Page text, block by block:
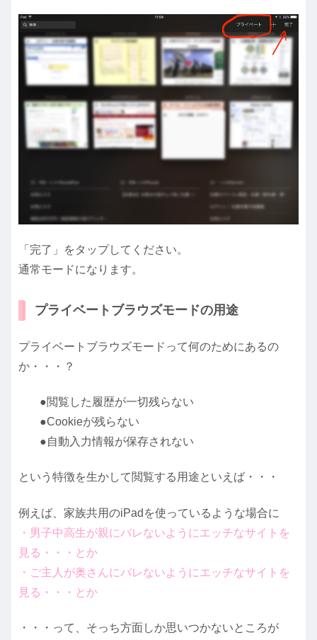
「完了」をタップしてください。
通常モードになります。
プライベートブラウズモードの用途
プライベートブラウズモードって何のためにあるの
か・・・？
●閲覧した履歴が一切残らない
●Cookieが残らない
●自動入力情報が保存されない
という特徴を生かして閲覧する用途といえば・・・
例えば、家族共用のiPadを使っているような場合に
・男子中高生が親にバレないようにエッチなサイトを
見る・・・とか
・ご主人が奥さんにバレないようにエッチなサイトを
見る・・・とか
・・・って、そっち方面しか思いつかないところが